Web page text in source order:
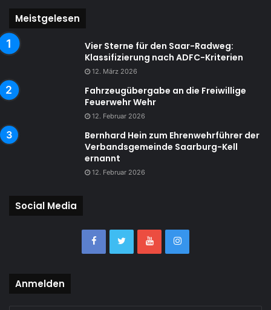
Meistgelesen
Vier Sterne für den Saar-Radweg:
Klassifizierung nach ADFC-Kriterien
12. März 2026
Fahrzeugübergabe an die Freiwillige
Feuerwehr Wehr
12. Februar 2026
Bernhard Hein zum Ehrenwehrführer der
Verbandsgemeinde Saarburg-Kell
ernannt
12. Februar 2026
Social Media
Anmelden